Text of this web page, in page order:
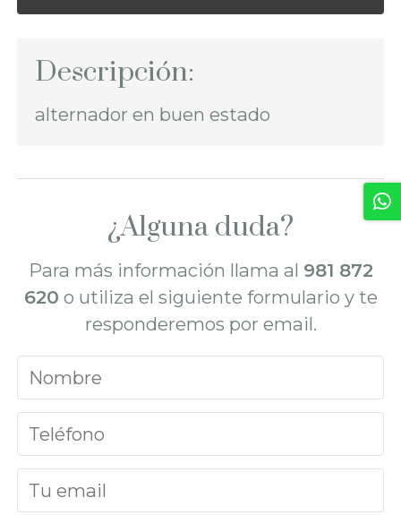
Descripción:
alternador en buen estado
¿Alguna duda?
Para más información llama al 981 872
620 o utiliza el siguiente formulario y te
responderemos por email.